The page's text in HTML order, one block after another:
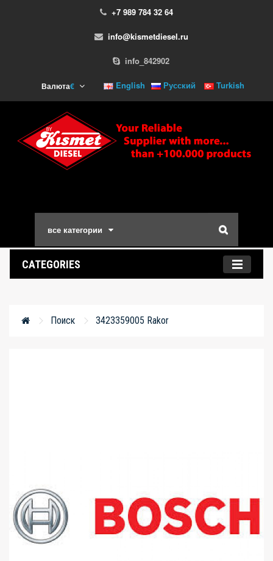
+7 989 784 32 64
info@kismetdiesel.ru
info_842902
€
Валюта English Русский Turkish
все категории
CATEGORIES
Поиск 3423359005 Rakor